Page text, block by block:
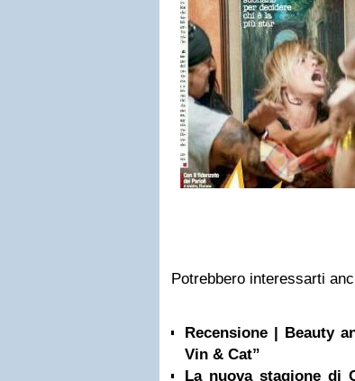
Potrebbero interessarti
Recensione | Beauty
Vin & Cat”
La nuova stagione di